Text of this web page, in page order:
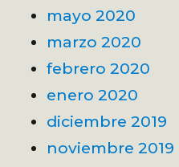
mayo 2020
marzo 2020
febrero 2020
enero 2020
diciembre 2019
noviembre 2019